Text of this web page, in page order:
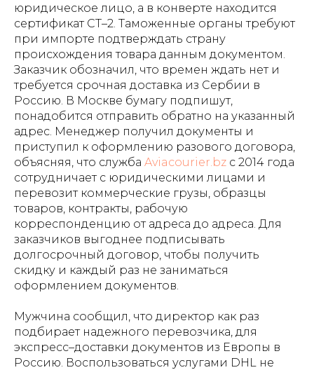
юридическое лицо, а в конверте находится
сертификат СТ–2. Таможенные органы требуют
при импорте подтверждать страну
происхождения товара данным документом.
Заказчик обозначил, что времен ждать нет и
требуется срочная доставка из Сербии в
Россию. В Москве бумагу подпишут,
понадобится отправить обратно на указанный
адрес. Менеджер получил документы и
приступил к оформлению разового договора,
объясняя, что служба Aviacourier.bz с 2014 года
сотрудничает с юридическими лицами и
перевозит коммерческие грузы, образцы
товаров, контракты, рабочую
корреспонденцию от адреса до адреса. Для
заказчиков выгоднее подписывать
долгосрочный договор, чтобы получить
скидку и каждый раз не заниматься
оформлением документов.
Мужчина сообщил, что директор как раз
подбирает надежного перевозчика, для
экспресс–доставки документов из Европы в
Россию. Воспользоваться услугами DHL не